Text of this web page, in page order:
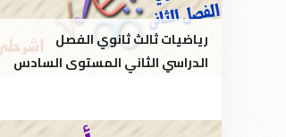
رياضيات ثالث ثانوي الفصل
الدراسي الثاني المستوى السادس